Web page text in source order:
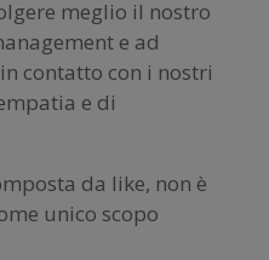
meglio il nostro
e ad
contatto con i nostri
e di
da like, non è
unico scopo